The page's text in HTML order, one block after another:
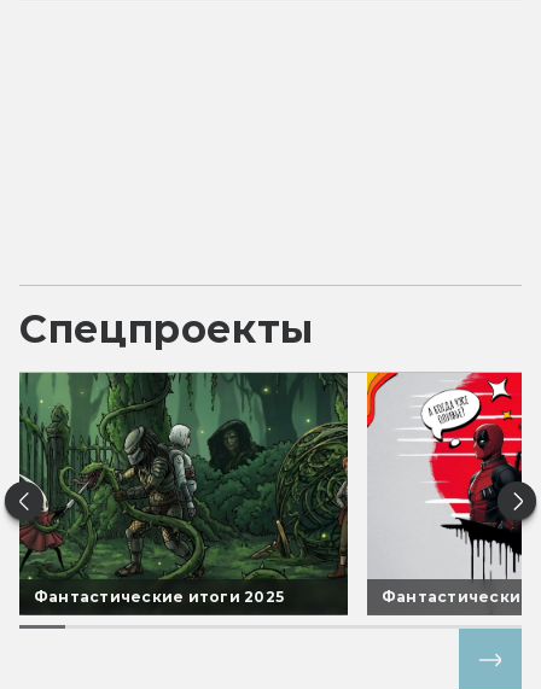
Спецпроекты
Фантастические итоги 2025 Фантастические